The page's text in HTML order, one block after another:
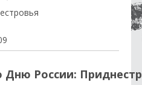
Дню России: